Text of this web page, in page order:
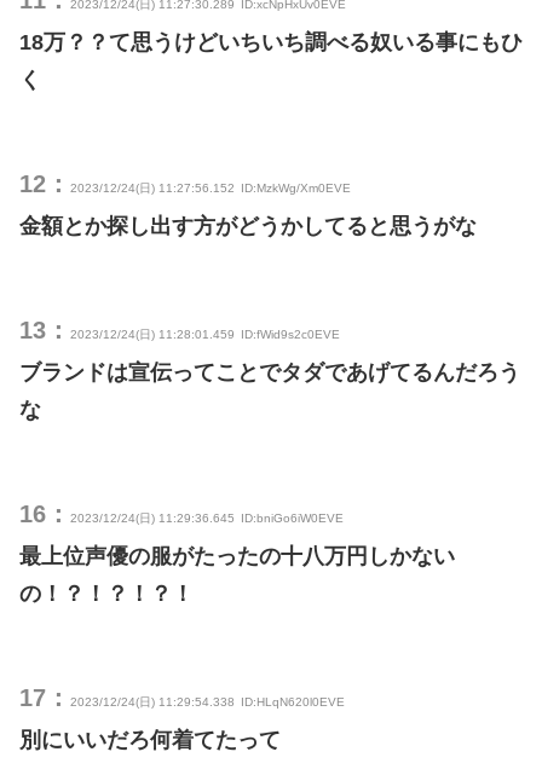
2023/12/24(日) 11:27:30.289 ID:xcNpHxUv0EVE
18万？？て思うけどいちいち調べる奴いる事にもひ
く
12： 2023/12/24(日) 11:27:56.152 ID:MzkWg/Xm0EVE
金額とか探し出す方がどうかしてると思うがな
13： 2023/12/24(日) 11:28:01.459 ID:fWid9s2c0EVE
ブランドは宣伝ってことでタダであげてるんだろう
な
16： 2023/12/24(日) 11:29:36.645 ID:bniGo6iW0EVE
最上位声優の服がたったの十八万円しかない
の！？！？！？！
17： 2023/12/24(日) 11:29:54.338 ID:HLqN620l0EVE
別にいいだろ何着てたって